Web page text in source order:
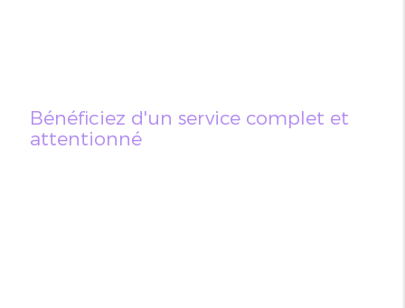
Bénéficiez d'un service complet et
attentionné